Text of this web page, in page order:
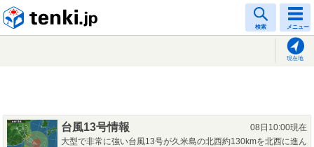
検索 メニュー
現在地
台風13号情報
08日10:00現在
大型で非常に強い台風13号が久米島の北西約130kmを北西に進ん